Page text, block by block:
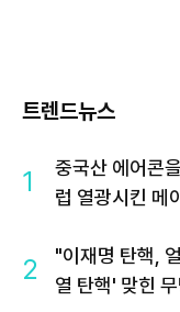
트렌드뉴스
1
중국산 에어콘
럽 열광시킨 메
2
"이재명 탄핵,
열 탄핵' 맞힌